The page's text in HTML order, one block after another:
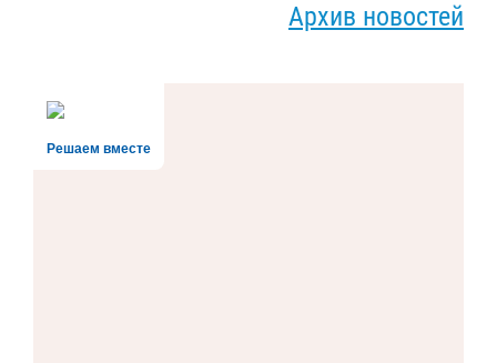
Архив новостей
Решаем вместе